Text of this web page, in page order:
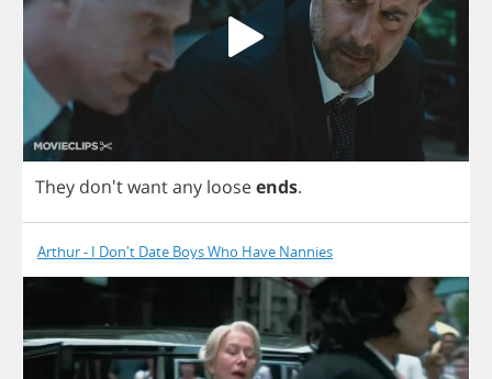
They don'twantany looseends.
Arthur - I Don't Date Boys Who Have Nannies